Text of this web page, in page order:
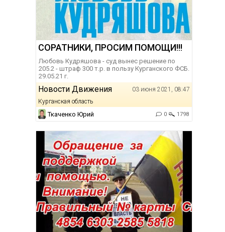
СОРАТНИКИ, ПРОСИМ ПОМОЩИ!!!
Любовь Кудряшова - суд вынес решение по
205.2 - штраф 300 т.р. в пользу Курганского ФСБ.
29.05.21 г.
Новости Движения
03 июня 2021, 08:47
Курганская область
Ткаченко Юрий 0 1798